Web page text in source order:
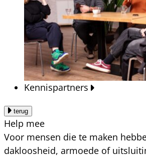
Kennispartners
terug
Help mee
Voor mensen die te maken
dakloosheid, armoede of